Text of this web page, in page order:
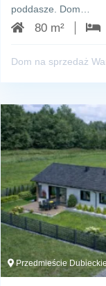
poddasze. Dom…
80 m²
Dom na sprzedaż
Przedmieście